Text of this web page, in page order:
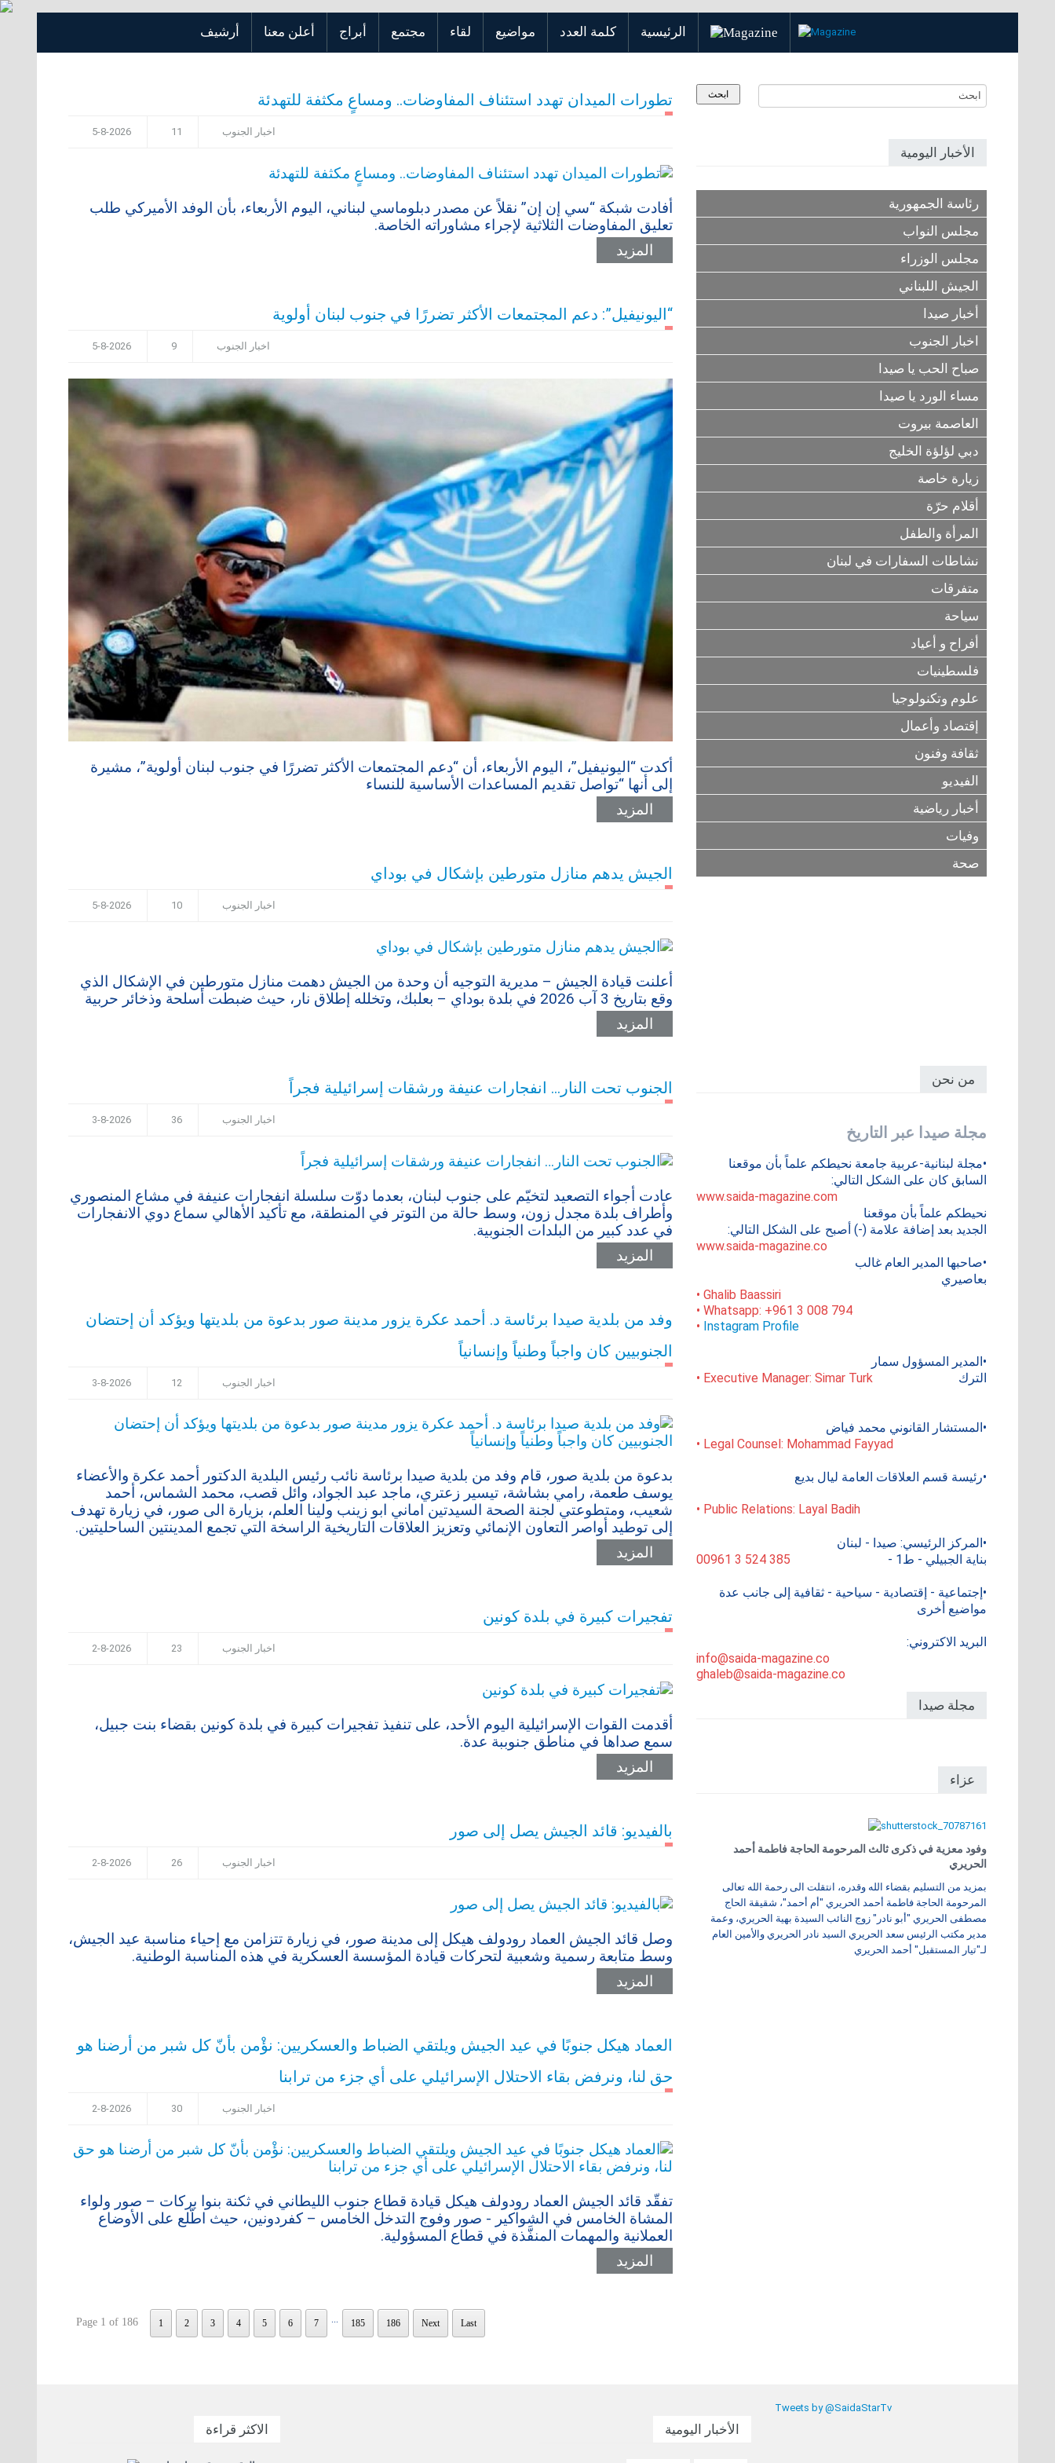
الرئيسية كلمة العدد مواضيع لقاء مجتمع أبراج أعلن معنا أرشيف
تطورات الميدان تهدد استئناف المفاوضات.. ومساعٍ مكثفة للتهدئة
5-8-2026 11 اخبار الجنوب
أفادت شبكة “سي إن إن” نقلاً عن مصدر دبلوماسي لبناني، اليوم الأربعاء، بأن الوفد الأميركي طلب
تعليق المفاوضات الثلاثية لإجراء مشاوراته الخاصة.
المزيد
“اليونيفيل”: دعم المجتمعات الأكثر تضررًا في جنوب لبنان أولوية
5-8-2026 9 اخبار الجنوب
أكدت “اليونيفيل”، اليوم الأربعاء، أن “دعم المجتمعات الأكثر تضررًا في جنوب لبنان أولوية”، مشيرة
إلى أنها “تواصل تقديم المساعدات الأساسية للنساء
المزيد
الجيش يدهم منازل متورطين بإشكال في بوداي
5-8-2026 10 اخبار الجنوب
أعلنت قيادة الجيش – مديرية التوجيه أن وحدة من الجيش دهمت منازل متورطين في الإشكال الذي
وقع بتاريخ 3 آب 2026 في بلدة بوداي – بعلبك، وتخلله إطلاق نار، حيث ضبطت أسلحة وذخائر حربية
المزيد
الجنوب تحت النار… انفجارات عنيفة ورشقات إسرائيلية فجراً
3-8-2026 36 اخبار الجنوب
عادت أجواء التصعيد لتخيّم على جنوب لبنان، بعدما دوّت سلسلة انفجارات عنيفة في مشاع المنصوري
وأطراف بلدة مجدل زون، وسط حالة من التوتر في المنطقة، مع تأكيد الأهالي سماع دوي الانفجارات
في عدد كبير من البلدات الجنوبية.
المزيد
وفد من بلدية صيدا برئاسة د. أحمد عكرة يزور مدينة صور بدعوة من بلديتها ويؤكد أن إحتضان
الجنوبيين كان واجباً وطنياً وإنسانياً
3-8-2026 12 اخبار الجنوب
​بدعوة من بلدية صور، قام وفد من بلدية صيدا برئاسة نائب رئيس البلدية الدكتور أحمد عكرة والأعضاء
يوسف طعمة، رامي بشاشة، تيسير زعتري، ماجد عبد الجواد، وائل قصب، محمد الشماس، أحمد
شعيب، ومتطوعتي لجنة الصحة السيدتين اماني ابو زينب ولينا العلم، بزيارة الى صور، في زيارة تهدف
إلى توطيد أواصر التعاون الإنمائي وتعزيز العلاقات التاريخية الراسخة التي تجمع المدينتين الساحليتين.
المزيد
تفجيرات كبيرة في بلدة كونين
2-8-2026 23 اخبار الجنوب
أقدمت القوات الإسرائيلية اليوم الأحد، على تنفيذ تفجيرات كبيرة في بلدة كونين بقضاء بنت جبيل،
سمع صداها في مناطق جنوببة عدة.
المزيد
بالفيديو: قائد الجيش يصل إلى صور
2-8-2026 26 اخبار الجنوب
وصل قائد الجيش العماد رودولف هيكل إلى مدينة صور، في زيارة تتزامن مع إحياء مناسبة عيد الجيش،
وسط متابعة رسمية وشعبية لتحركات قيادة المؤسسة العسكرية في هذه المناسبة الوطنية.
المزيد
العماد هيكل جنوبًا في عيد الجيش ويلتقي الضباط والعسكريين: نؤْمن بأنّ كل شبر من أرضنا هو
حق لنا، ونرفض بقاء الاحتلال الإسرائيلي على أي جزء من ترابنا
2-8-2026 30 اخبار الجنوب
تفقّد قائد الجيش العماد رودولف هيكل قيادة قطاع جنوب الليطاني في ثكنة بنوا بركات – صور ولواء
المشاة الخامس في الشواكير - صور وفوج التدخل الخامس – كفردونين، حيث اطّلع على الأوضاع
العملانية والمهمات المنفَّذة في قطاع المسؤولية.
المزيد
Page 1 of 186 1 2 3 4 5 6 7 ... 185 186 Next Last
الأخبار اليومية
رئاسة الجمهورية
مجلس النواب
مجلس الوزراء
الجيش اللبناني
أخبار صيدا
اخبار الجنوب
صباح الحب يا صيدا
مساء الورد يا صيدا
العاصمة بيروت
دبي لؤلؤة الخليج
زيارة خاصة
أقلام حرّة
المرأة والطفل
نشاطات السفارات في لبنان
متفرقات
سياحة
أفراح و أعياد
فلسطينيات
علوم وتكنولوجيا
إقتصاد وأعمال
ثقافة وفنون
الفيديو
أخبار رياضية
وفيات
صحة
من نحن
مجلة صيدا عبر التاريخ
•مجلة لبنانية-عربية جامعة نحيطكم علماً بأن موقعنا
السابق كان على الشكل التالي:
www.saida-magazine.com
نحيطكم علماً بأن موقعنا
الجديد بعد إضافة علامة (-) أصبح على الشكل التالي:
www.saida-magazine.co
•صاحبها المدير العام غالب
بعاصيري
• Ghalib Baassiri
• Whatsapp: +961 3 008 794
• Instagram Profile
•المدير المسؤول سمار
الترك
• Executive Manager: Simar Turk
•المستشار القانوني محمد فياض
• Legal Counsel: Mohammad Fayyad
•رئيسة قسم العلاقات العامة ليال بديع
• Public Relations: Layal Badih
•المركز الرئيسي: صيدا - لبنان
بناية الجبيلي - ط1 -
00961 3 524 385
•إجتماعية - إقتصادية - سياحية - ثقافية إلى جانب عدة
مواضيع أخرى
البريد الاكتروني:
info@saida-magazine.co
ghaleb@saida-magazine.co
مجلة صيدا
عزاء
وفود معزية في ذكرى ثالث المرحومة الحاجة فاطمة أحمد
الحريري
بمزيد من التسليم بقضاء الله وقدره، انتقلت الى رحمة الله تعالى
المرحومة الحاجة فاطمة أحمد الحريري "أم أحمد"، شقيقة الحاج
مصطفى الحريري "أبو نادر" زوج النائب السيدة بهية الحريري، وعمة
مدير مكتب الرئيس سعد الحريري السيد نادر الحريري والأمين العام
لـ"تيار المستقبل" أحمد الحريري
الاكثر قراءة الأخبار اليومية
Tweets by @SaidaStarTv